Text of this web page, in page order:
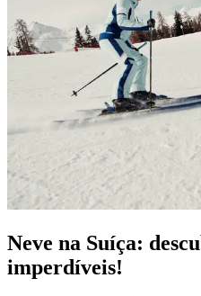
Neve na Suíça:
imperdíveis!